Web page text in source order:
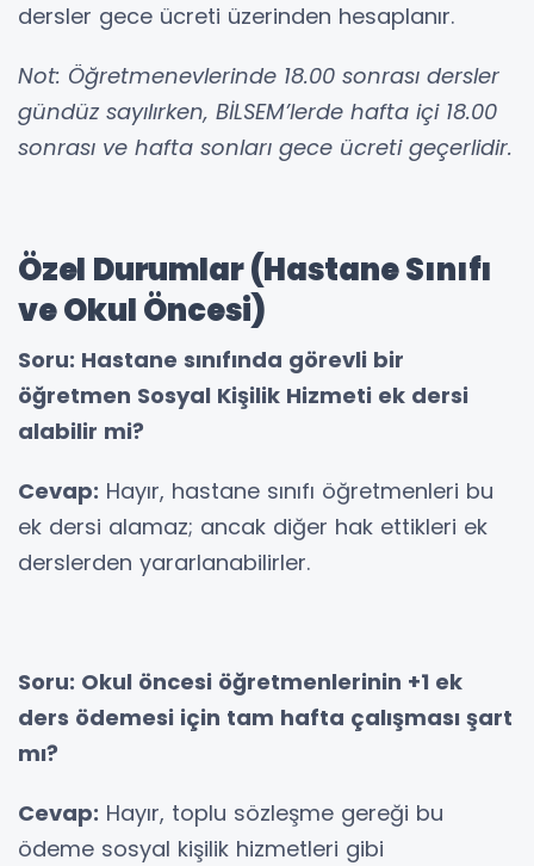
dersler gece ücreti üzerinden hesaplanır.
Not: Öğretmenevlerinde 18.00 sonrası dersler
gündüz sayılırken, BİLSEM’lerde hafta içi 18.00
sonrası ve hafta sonları gece ücreti geçerlidir.
Özel Durumlar (Hastane Sınıfı
ve Okul Öncesi)
Soru: Hastane sınıfında görevli bir
öğretmen Sosyal Kişilik Hizmeti ek dersi
alabilir mi?
Cevap: Hayır, hastane sınıfı öğretmenleri bu
ek dersi alamaz; ancak diğer hak ettikleri ek
derslerden yararlanabilirler.
Soru: Okul öncesi öğretmenlerinin +1 ek
ders ödemesi için tam hafta çalışması şart
mı?
Cevap: Hayır, toplu sözleşme gereği bu
ödeme sosyal kişilik hizmetleri gibi